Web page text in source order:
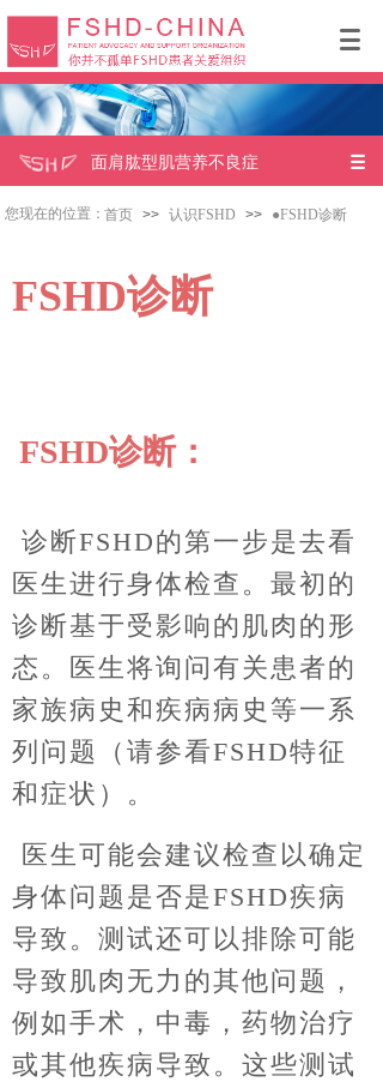
您现在的位置：首页 >> 认识FSHD >> ●FSHD诊断
FSHD诊断
FSHD诊断：
诊断FSHD的第一步是去看
医生进行身体检查。最初的
诊断基于受影响的肌肉的形
态。医生将询问有关患者的
家族病史和疾病病史等一系
列问题（请参看FSHD特征
和症状）。
医生可能会建议检查以确定
身体问题是否是FSHD疾病
导致。测试还可以排除可能
导致肌肉无力的其他问题，
例如手术，中毒，药物治疗
或其他疾病导致。这些测试
面肩肱型肌营养不良症